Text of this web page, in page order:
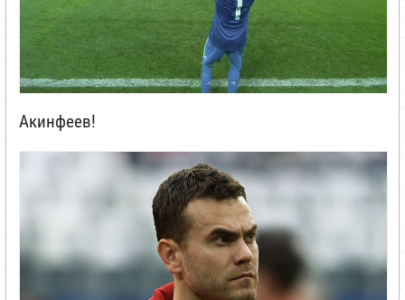
Акинфеев!